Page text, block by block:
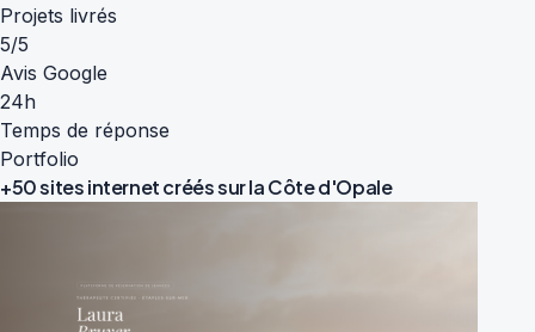
Projets livrés
5/5
Avis Google
24h
Temps de réponse
Portfolio
+50 sites internet créés sur laCôte d'Opale